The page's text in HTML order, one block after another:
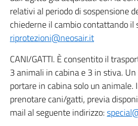
relativi al periodo di sospensione
chiederne il cambio contattando il
riprotezioni@neosair.it
CANI/GATTI. È consentito il
3 animali in cabina e 3 in stiva.
portare in cabina solo un animale.
prenotare cani/gatti, previa
mail al seguente indirizzo: